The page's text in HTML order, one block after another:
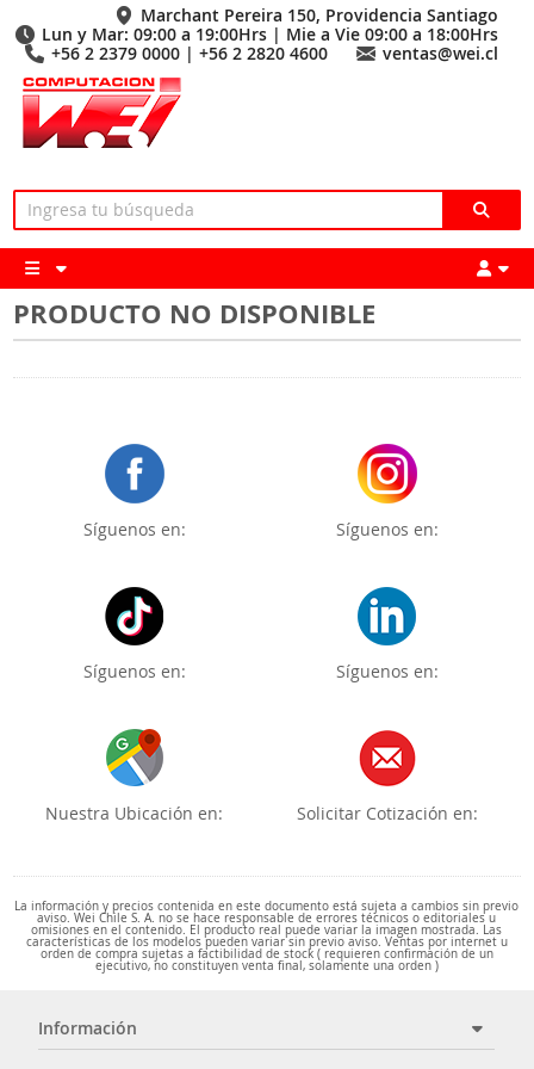
Marchant Pereira 150, Providencia Santiago
Lun y Mar: 09:00 a 19:00Hrs | Mie a Vie 09:00 a 18:00Hrs
+56 2 2379 0000 | +56 2 2820 4600
ventas@wei.cl
PRODUCTO NO DISPONIBLE
Síguenos en: Síguenos en:
Síguenos en: Síguenos en:
Nuestra Ubicación en: Solicitar Cotización en:
La información y precios contenida en este documento está sujeta a cambios sin previo
aviso. Wei Chile S. A. no se hace responsable de errores técnicos o editoriales u
omisiones en el contenido. El producto real puede variar la imagen mostrada. Las
características de los modelos pueden variar sin previo aviso. Ventas por internet u
orden de compra sujetas a factibilidad de stock ( requieren confirmación de un
ejecutivo, no constituyen venta final, solamente una orden )
Información